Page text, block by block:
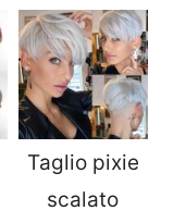
Taglio pixie
scalato